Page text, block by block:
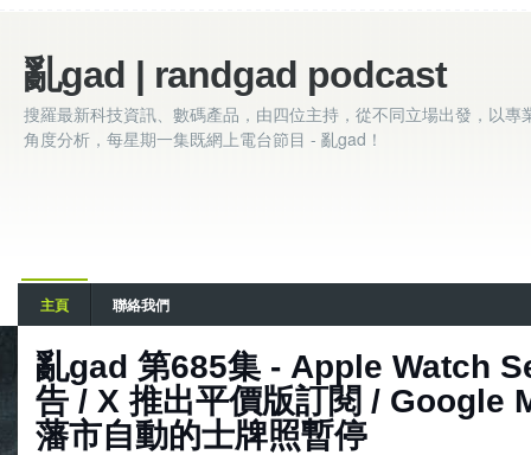
亂gad | randgad podcast
搜羅最新科技資訊、數碼產品，由四位主持，從不同立場出發，以專
角度分析，每星期一集既網上電台節目 - 亂gad！
主頁 聯絡我們
亂‌‌‌gad‌‌‌ ‌‌‌‌‌第‌‌‌685集 - Apple Watch
告 / X 推出平價版訂閱 / Google
藩市自動的士牌照暫停